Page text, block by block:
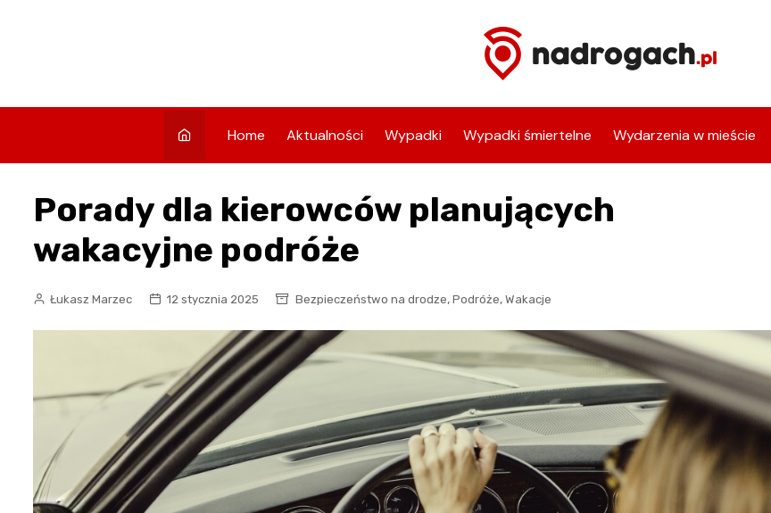
Home Aktualności Wypadki Wypadki śmiertelne Wydarzenia w mieście
Porady dla kierowców planujących
wakacyjne podróże
Łukasz Marzec 12 stycznia 2025 Bezpieczeństwo na drodze, Podróże, Wakacje